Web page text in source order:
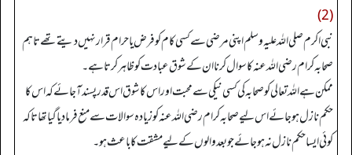
(2)
نبی اکرم صلی اللہ علیہ وسلم اپنی مرضی سے کسی کام کو فرض یا حرام قرار نہیں دیتے تھے تاہم
صحابہ کرام رضی اللہ عنہ کا سوال کرنا ان کے شوق عبادت کو ظاہر کرتا ہے۔
ممکن ہے اللہ تعالی کو صحابہ کی کسی نیکی سے محبت اور اس کا شوق اس قدر پسند آجائے کہ اس کا
حکم نازل ہوجائے اس لیے صحابہ کرام رضی اللہ عنہ کو زیادہ سوالات سے منع فرما دیا گیا تھا تاکہ
کوئی ایسا حکم نازل نہ ہو جائے جو بعد والوں کے لیے مشقت کا باعث ہو۔